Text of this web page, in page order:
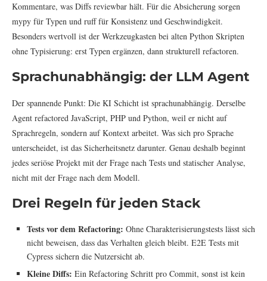
Kommentare, was Diffs reviewbar hält. Für die Absicherung sorgen
mypy für Typen und ruff für Konsistenz und Geschwindigkeit.
Besonders wertvoll ist der Werkzeugkasten bei alten Python Skripten
ohne Typisierung: erst Typen ergänzen, dann strukturell refactoren.
Sprachunabhängig: der LLM Agent
Der spannende Punkt: Die KI Schicht ist sprachunabhängig. Derselbe
Agent refactored JavaScript, PHP und Python, weil er nicht auf
Sprachregeln, sondern auf Kontext arbeitet. Was sich pro Sprache
unterscheidet, ist das Sicherheitsnetz darunter. Genau deshalb beginnt
jedes seriöse Projekt mit der Frage nach Tests und statischer Analyse,
nicht mit der Frage nach dem Modell.
Drei Regeln für jeden Stack
Tests vor dem Refactoring: Ohne Charakterisierungstests lässt sich
nicht beweisen, dass das Verhalten gleich bleibt. E2E Tests mit
Cypress sichern die Nutzersicht ab.
Kleine Diffs: Ein Refactoring Schritt pro Commit, sonst ist kein